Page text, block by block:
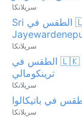
سريلانكا
🇱🇰 الطقس في Sri
سريلانكا
🇱🇰 الطقس في
ترينكومالي
سريلانكا
سريلانكا